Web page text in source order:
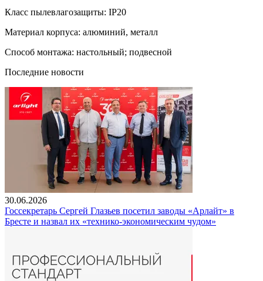
Класс пылевлагозащиты: IP20
Материал корпуса: алюминий, металл
Способ монтажа: настольный; подвесной
Последние новости
30.06.2026
Госсекретарь Сергей Глазьев посетил заводы «Арлайт» в
Бресте и назвал их «технико-экономическим чудом»